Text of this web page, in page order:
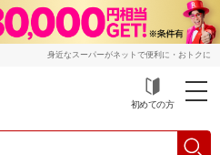
身近なスーパーがネットで便利に・おトクに
初めての方